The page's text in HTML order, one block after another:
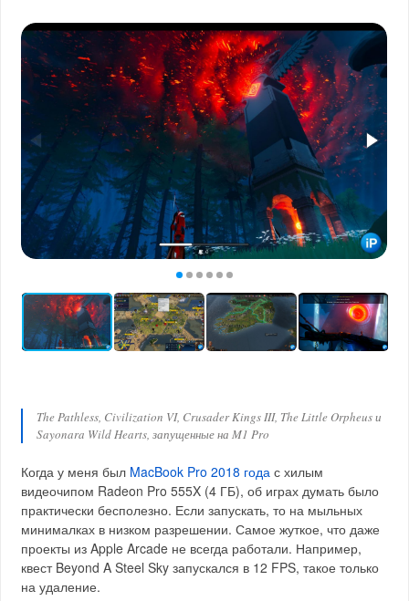
The Pathless, Civilization VI, Crusader Kings III, The Little Orpheus и
Sayonara Wild Hearts, запущенные на M1 Pro
Когда у меня был MacBook Pro 2018 года с хилым
видеочипом Radeon Pro 555X (4 ГБ), об играх думать было
практически бесполезно. Если запускать, то на мыльных
минималках в низком разрешении. Самое жуткое, что даже
проекты из Apple Arcade не всегда работали. Например,
квест Beyond A Steel Sky запускался в 12 FPS, такое только
на удаление.